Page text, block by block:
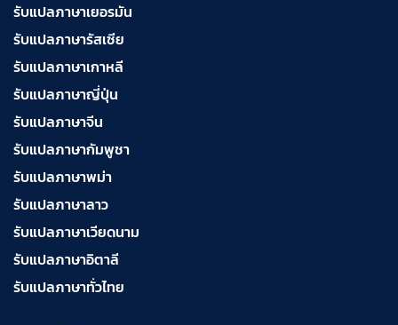
รับแปลภาษาเยอรมัน
รับแปลภาษารัสเซีย
รับแปลภาษาเกาหลี
รับแปลภาษาญี่ปุ่น
รับแปลภาษาจีน
รับแปลภาษากัมพูชา
รับแปลภาษาพม่า
รับแปลภาษาลาว
รับแปลภาษาเวียดนาม
รับแปลภาษาอิตาลี
รับแปลภาษาทั่วไทย